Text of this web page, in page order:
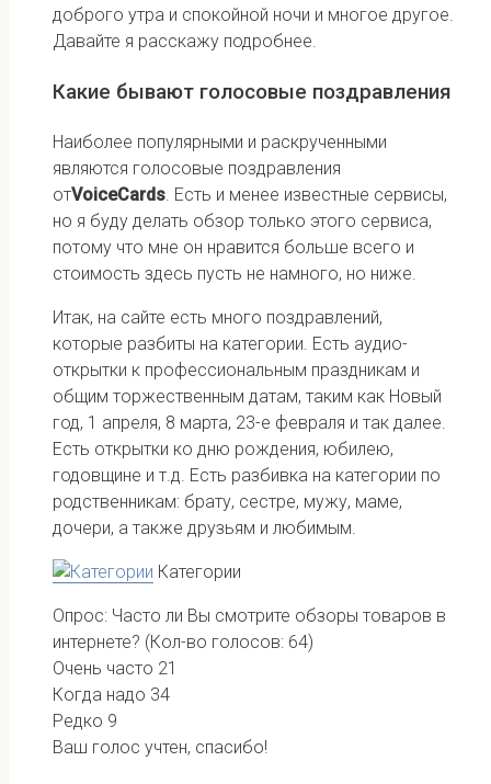
доброго утра и спокойной ночи и многое другое.
Давайте я расскажу подробнее.
Какие бывают голосовые поздравления
Наиболее популярными и раскрученными
являются голосовые поздравления
отVoiceСards. Есть и менее известные сервисы,
но я буду делать обзор только этого сервиса,
потому что мне он нравится больше всего и
стоимость здесь пусть не намного, но ниже.
Итак, на сайте есть много поздравлений,
которые разбиты на категории. Есть аудио-
открытки к профессиональным праздникам и
общим торжественным датам, таким как Новый
год, 1 апреля, 8 марта, 23-е февраля и так далее.
Есть открытки ко дню рождения, юбилею,
годовщине и т.д. Есть разбивка на категории по
родственникам: брату, сестре, мужу, маме,
дочери, а также друзьям и любимым.
Категории
Опрос: Часто ли Вы смотрите обзоры товаров в
интернете? (Кол-во голосов: 64)
Очень часто 21
Когда надо 34
Редко 9
Ваш голос учтен, спасибо!